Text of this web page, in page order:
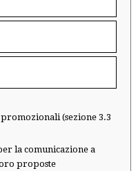
(sezione 3.3
la comunicazione a
proposte